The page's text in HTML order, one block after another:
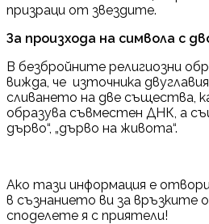
призраци от звездите.
За произхода на символа с
В безбройните религиозни
вижда, че източника
сливането на две същества,
образува съвместен ДНК, а
дърво“, „дърво на живота“.
Ако тази информация е
в съзнанието ви за
споделете я с приятели!